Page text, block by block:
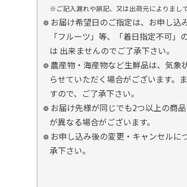
※ご記入漏れや誤記、又は出荷元によりまし
お届け希望日のご指定は、お申し込
「フルーツ」等、「着日指定不可
は 出来ませんのでご了承下さい。
農産物・海産物など生鮮品は、気象
らせていただく場合がございます。
すので、ご了承下さい。
お届け先様が同じでも2つ以上の商
が異なる場合がございます。
お申し込み後の変更・キャンセルに
承下さい。